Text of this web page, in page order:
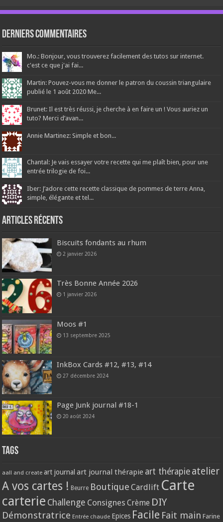
Derniers Commentaires
Mo.: Bonjour, vous trouverez facilement des tutos sur internet.
c'est ce que j'ai fai...
Martin: Pouvez-vous me donner le patron du coussin triangulaire
publié le 1 août 2020 Me...
Brunet: Il est très réussi, je cherche à en faire un ! Vous auriez un
tuto? Merci d’avan...
Annie Martinez: Simple et bon...
Chantal: Je vais essayer votre recette qui me plaît bien, pour une
entrée trilogie de foi...
Iber: J’adore cette recette classique de pommes de terre Anna,
simple, élégante et tel...
Articles récents
Biscuits fondants au rhum
2 janvier 2026
Très Bonne Année 2026
1 janvier 2026
Moos #1
13 septembre 2025
InkBox Cards #12, #13, #14
27 décembre 2024
Page Junk journal #18-1
20 août 2024
Tags
aall and create art journal art journal thérapie art thérapie atelier
A vos cartes ! Beurre Boutique Cardlift Carte
carterie Challenge Consignes Crème DIY
Démonstratrice Entrée chaude Epices Facile Fait main Farine